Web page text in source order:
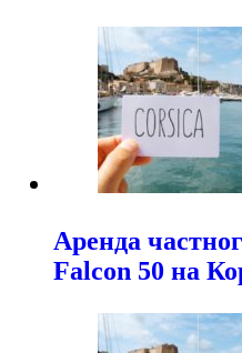
Аренда
Falcon 50 на